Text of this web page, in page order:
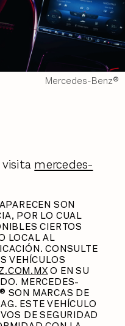
Mercedes-Benz®
mercedes-
SON
POR LO CUAL
CIERTOS
LOCAL AL
CONSULTE
VEHÍCULOS
O EN SU
MERCEDES-
SON MARCAS DE
ESTE VEHÍCULO
DE SEGURIDAD